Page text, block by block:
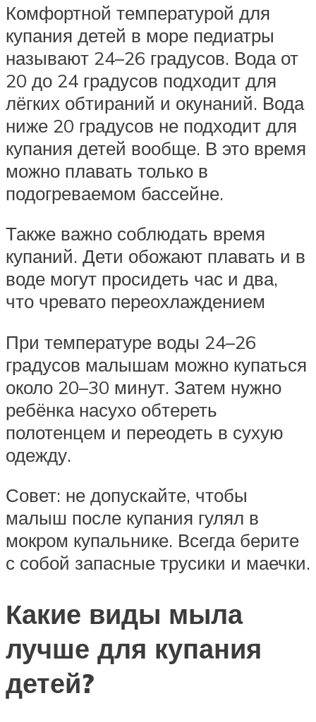
Комфортной температурой для
купания детей в море педиатры
называют 24–26 градусов. Вода от
20 до 24 градусов подходит для
лёгких обтираний и окунаний. Вода
ниже 20 градусов не подходит для
купания детей вообще. В это время
можно плавать только в
подогреваемом бассейне.
Также важно соблюдать время
купаний. Дети обожают плавать и в
воде могут просидеть час и два,
что чревато переохлаждением
При температуре воды 24–26
градусов малышам можно купаться
около 20–30 минут. Затем нужно
ребёнка насухо обтереть
полотенцем и переодеть в сухую
одежду.
Совет: не допускайте, чтобы
малыш после купания гулял в
мокром купальнике. Всегда берите
с собой запасные трусики и маечки.
Какие виды мыла
лучше для купания
детей?